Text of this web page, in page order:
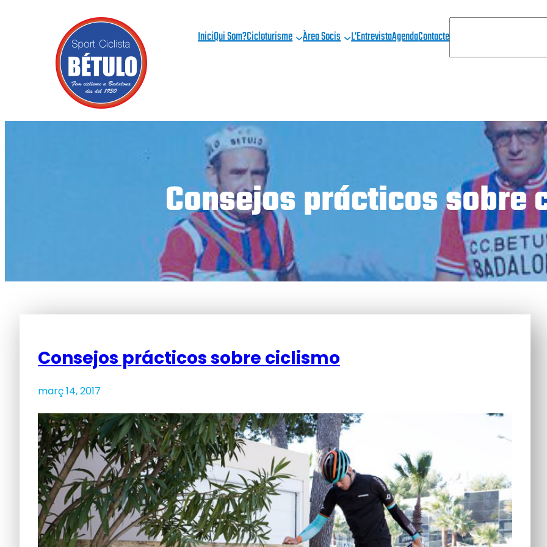
IniciQui Som?Cicloturisme Àrea Socis L’EntrevistaAgendaContacteE
R
Consejos prácticos sobre
Consejos prácticos sobre ciclismo
març 14, 2017